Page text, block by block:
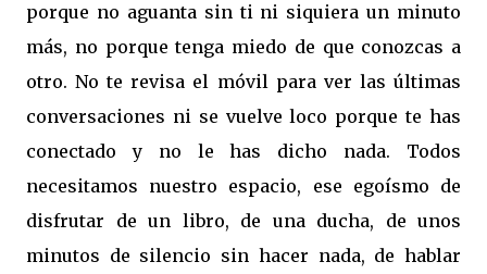
porque no aguanta sin ti ni siquiera un minuto
más, no porque tenga miedo de que conozcas a
otro. No te revisa el móvil para ver las últimas
conversaciones ni se vuelve loco porque te has
conectado y no le has dicho nada. Todos
necesitamos nuestro espacio, ese egoísmo de
disfrutar de un libro, de una ducha, de unos
minutos de silencio sin hacer nada, de hablar